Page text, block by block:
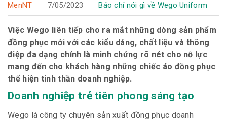
MenNT 7/05/2023 Báo chí nói gì về Wego Uniform
Việc Wego liên tiếp cho ra mắt những dòng sản phẩm
đồng phục mới với các kiểu dáng, chất liệu và thông
điệp đa dạng chính là minh chứng rõ nét cho nỗ lực
mang đến cho khách hàng những chiếc áo đồng phục
thể hiện tinh thần doanh nghiệp.
Doanh nghiệp trẻ tiên phong sáng tạo
Wego là công ty chuyên sản xuất đồng phục doanh